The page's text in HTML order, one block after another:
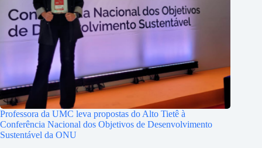
Professora da UMC leva propostas do Alto Tietê à
Conferência Nacional dos Objetivos de Desenvolvimento
Sustentável da ONU